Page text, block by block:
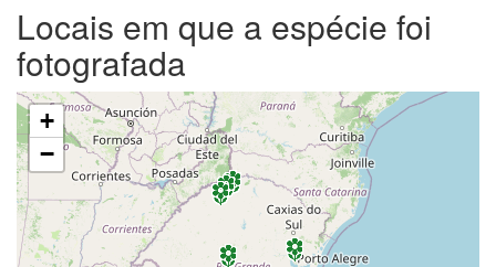
Locais em que a espécie foi
fotografada
+
−